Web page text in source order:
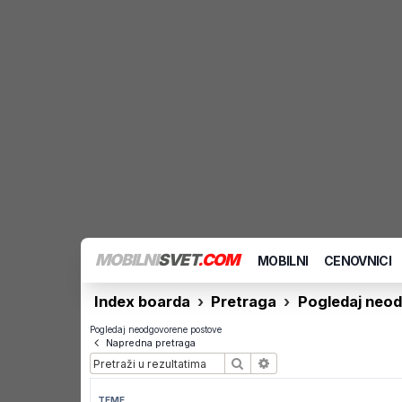
MOBILNISVET.COM MOBILNI CENOVNICI
Index boarda Pretraga Pogledaj
Pogledaj neodgovorene postove
Napredna pretraga
Pretraga